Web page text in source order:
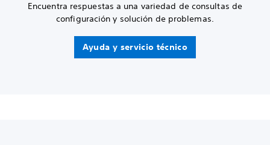
Encuentra respuestas a una variedad de consultas de
configuración y solución de problemas.
Ayuda y servicio técnico